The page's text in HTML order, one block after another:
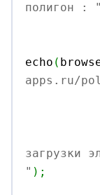
полигон : "
echo (
apps.ru/
загрузки
" ) ;